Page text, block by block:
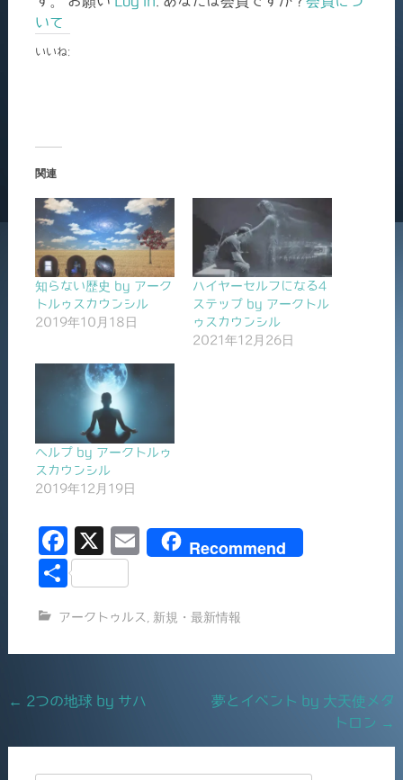
いて
いいね:
関連
知らない歴史 by アーク
トルゥスカウンシル
2019年10月18日
ハイヤーセルフになる4
ステップ by アークトル
ゥスカウンシル
2021年12月26日
ヘルプ by アークトルゥ
スカウンシル
2019年12月19日
F
a
e
b
o
k
X
E
l
Recommend
共
アークトゥルス 新規・最新情報
Post
← 2つの地球 by サハ
夢とイベント by 大天使メタ
トロン →